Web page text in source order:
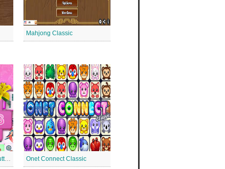
Mahjong Classic
Mahjong Solitaire zum Muttertag Onet Connect Classic